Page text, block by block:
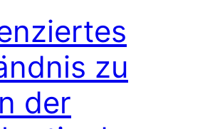
zu
der